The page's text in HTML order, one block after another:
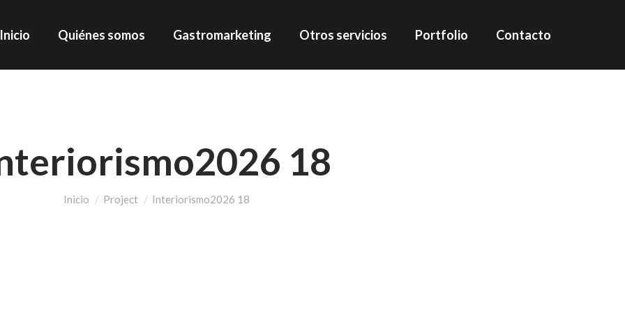
Inicio Quiénes somos Gastromarketing Otros servicios Portfolio Contacto
18
Estás aquí:
Inicio Project Interiorismo2026 18